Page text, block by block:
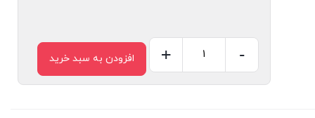
مدادی
-
+ افزودن به سبد خرید